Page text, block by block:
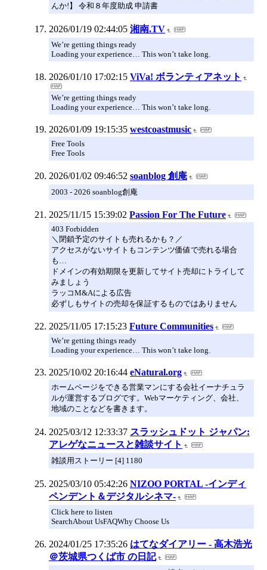
んか!】 令和８年度助成 申請書
2026/01/19 02:44:05 湘南.TV
We’re getting things ready
Loading your experience… This won’t take long.
2026/01/10 17:02:15 ViVa! ボランティアネット
We’re getting things ready
Loading your experience… This won’t take long.
2026/01/09 19:15:35 westcoastmusic
Free Tools
Free Tools
2026/01/02 09:46:52 soanblog 創庵
2003 - 2026 soanblog創庵
2025/11/15 15:39:02 Passion For The Future
403 Forbidden
＼閉鎖予定のサイトも売れるかも？／
アクセスがないサイトもコンテンツ価値で売れる場合
も…
ドメインの有効期限を更新してサイト売却にトライして
みましょう
ラッコM&Aによる広告
必ずしもサイトの売却を保証するものではありません
2025/11/05 17:15:23 Future Communities
We’re getting things ready
Loading your experience… This won’t take long.
2025/10/02 20:16:44 eNatural.org
ホームページをできる営業マンにする会社イーナチュラ
ルが運営するブログです。Webマーケティング、会社、
地域のことなどを書きます。
2025/03/12 12:33:37 スラッシュドット ジャパン:
アレゲなニュースと雑談サイト
雑談用ストーリー [4] 1180
2025/03/10 05:42:26 NIZOO PORTAL -インディ
ペンデント＆デジタルシネマ-
Click here to listen
SearchAbout UsFAQWhy Choose Us
2024/01/25 17:35:26 はてなダイアリー - 高木浩光
＠茨城県つくば市 の日記